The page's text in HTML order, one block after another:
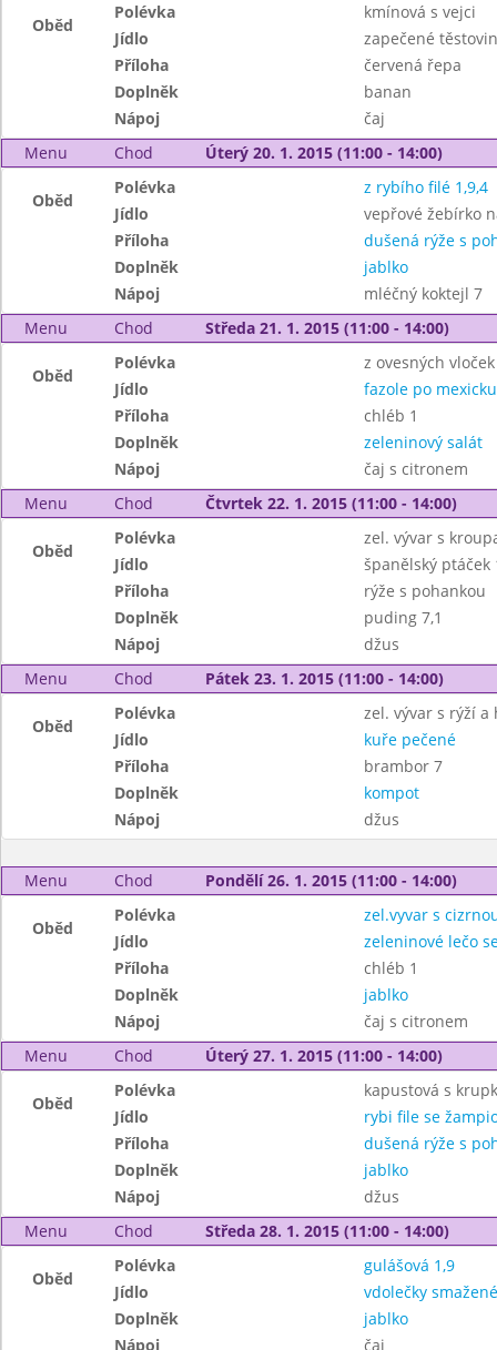
Oběd
Polévka
kmínová s vejci
Jídlo
zapečené
Příloha
červená řepa
Doplněk
banan
Nápoj
čaj
Menu
Chod Úterý 20. 1. 2015 (11:00 - 14:00)
Oběd
Polévka
z rybího filé 1,9,4
Jídlo
vepřové žebírko
Příloha
dušená rýže s
Doplněk
jablko
Nápoj
mléčný koktejl 7
Menu
Chod Středa 21. 1. 2015 (11:00 - 14:00)
Oběd
Polévka
z ovesných
Jídlo
fazole po mexicku
Příloha
chléb 1
Doplněk
zeleninový salát
Nápoj
čaj s citronem
Menu
Chod Čtvrtek 22. 1. 2015 (11:00 - 14:00)
Oběd
Polévka
zel. vývar s
Jídlo
španělský ptáček
Příloha
rýže s pohankou
Doplněk
puding 7,1
Nápoj
džus
Menu
Chod Pátek 23. 1. 2015 (11:00 - 14:00)
Oběd
Polévka
zel. vývar s rýží a
Jídlo
kuře pečené
Příloha
brambor 7
Doplněk
kompot
Nápoj
džus
Menu Chod Pondělí 26. 1. 2015 (11:00 - 14:00)
Oběd
Polévka
zel.vyvar s
Jídlo
zeleninové lečo
Příloha
chléb 1
Doplněk
jablko
Nápoj
čaj s citronem
Menu
Chod Úterý 27. 1. 2015 (11:00 - 14:00)
Oběd
Polévka
kapustová s
Jídlo
rybi file se
Příloha
dušená rýže s
Doplněk
jablko
Nápoj
džus
Menu
Chod Středa 28. 1. 2015 (11:00 - 14:00)
Oběd
Polévka
gulášová 1,9
Jídlo
vdolečky smažené
Doplněk
jablko
Nápoj
čaj